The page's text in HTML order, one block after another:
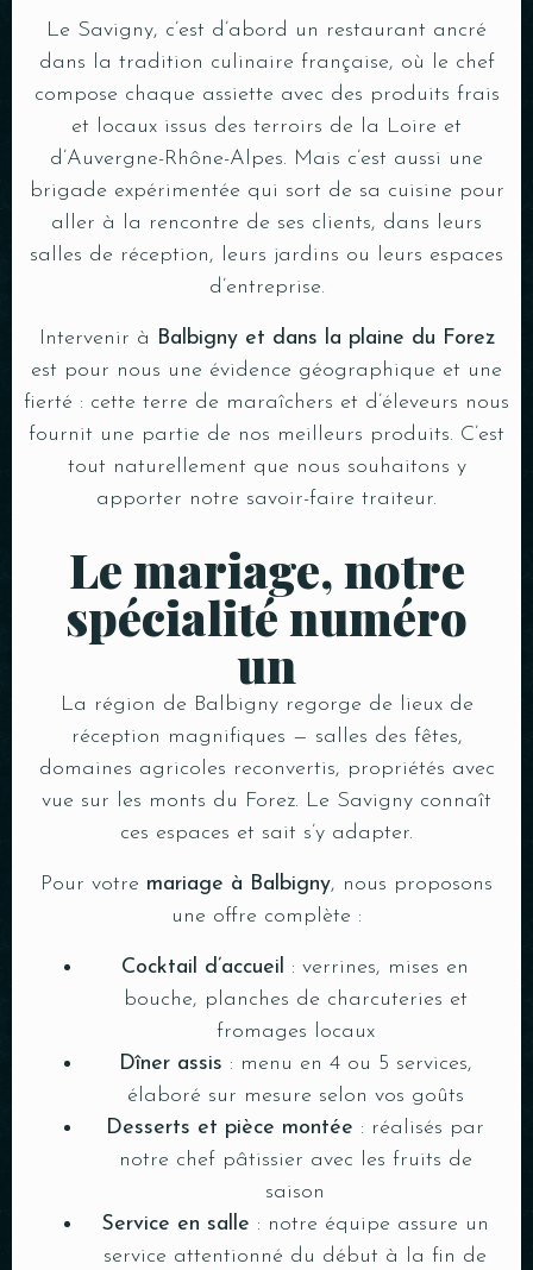
Le Savigny, c’est d’abord un restaurant ancré
dans la tradition culinaire française, où le chef
compose chaque assiette avec des produits frais
et locaux issus des terroirs de la Loire et
d’Auvergne-Rhône-Alpes. Mais c’est aussi une
brigade expérimentée qui sort de sa cuisine pour
aller à la rencontre de ses clients, dans leurs
salles de réception, leurs jardins ou leurs espaces
d’entreprise.
Intervenir à Balbigny et dans la plaine du Forez
est pour nous une évidence géographique et une
fierté : cette terre de maraîchers et d’éleveurs nous
fournit une partie de nos meilleurs produits. C’est
tout naturellement que nous souhaitons y
apporter notre savoir-faire traiteur.
Le mariage, notre
spécialité numéro
un
La région de Balbigny regorge de lieux de
réception magnifiques — salles des fêtes,
domaines agricoles reconvertis, propriétés avec
vue sur les monts du Forez. Le Savigny connaît
ces espaces et sait s’y adapter.
Pour votre mariage à Balbigny, nous proposons
une offre complète :
Cocktail d’accueil : verrines, mises en
bouche, planches de charcuteries et
fromages locaux
Dîner assis : menu en 4 ou 5 services,
élaboré sur mesure selon vos goûts
Desserts et pièce montée : réalisés par
notre chef pâtissier avec les fruits de
saison
Service en salle : notre équipe assure un
service attentionné du début à la fin de